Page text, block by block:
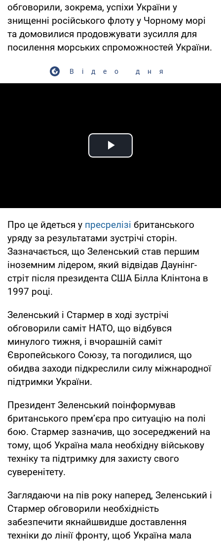
обговорили, зокрема, успіхи України у
знищенні російського флоту у Чорному морі
та домовилися продовжувати зусилля для
посилення морських спроможностей України.
Відео дня
Play Video
Про це йдеться у пресрелізі британського
уряду за результатами зустрічі сторін.
Зазначається, що Зеленський став першим
іноземним лідером, який відвідав Даунінг-
стріт після президента США Білла Клінтона в
1997 році.
Зеленський і Стармер в ході зустрічі
обговорили саміт НАТО, що відбувся
минулого тижня, і вчорашній саміт
Європейського Союзу, та погодилися, що
обидва заходи підкреслили силу міжнародної
підтримки України.
Президент Зеленський поінформував
британського прем’єра про ситуацію на полі
бою. Стармер зазначив, що зосереджений на
тому, щоб Україна мала необхідну військову
техніку та підтримку для захисту свого
суверенітету.
Заглядаючи на пів року наперед, Зеленський і
Стармер обговорили необхідність
забезпечити якнайшвидше доставлення
техніки до лінії фронту, щоб Україна мала